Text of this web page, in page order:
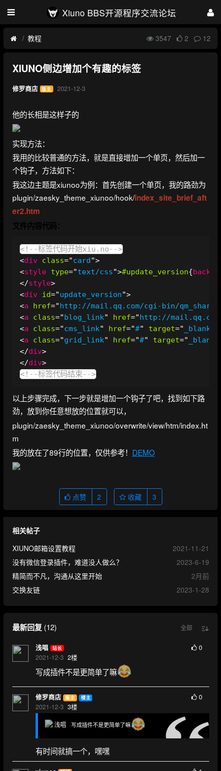
Xiuno BBS开源程序交流论坛
教程 3547 2 12
XIUNO侧边增加个有趣的标签
修罗商店 版主 2021-12-3
他的长相是这样子的
实现方法：
我用的比较普通的方法，就是直接增加一个单页，然后加一
个钩子，方法如下：
我这边主题是xiunoo为例：首先创建一个单页，我的路劲为
plugin/zaesky_theme_xiunoo/hook/index_site_brief_aft
er2.htm
<!--标签代码开始xiu.no-->
<div class="card">
<style type="text/css">#update_version{
</style>
<div id="update_version">
<a href="http://mail.qq.com/cgi-bin/
<a class="blog_link" href="http://mail.qq.com/
<a class="cms_link" href="#" target=" _blank
<a class="grid_link" href="#" target=" _blank
</div>
</div>
<!--标签代码结束-->
以上步骤完成，下一步就是增加一个钩子了吧，找到如下路
劲，放到你任意想放的位置就可以，
plugin/zaesky_theme_xiunoo/overwrite/view/htm/index.ht
m
我的放在了89行的位置，仅供参考！ DEMO
点赞 2 收藏 3
相关帖子
XIUNO邮箱设置教程
2021-11-21
没有微信登录插件，难道没人做么？
2023-6-19
精简而不凡，沟通从这里开始
2月前
交换友链
2023-1-28
最新回复(12) 全部
浅唱 站长
2021-12-3 2楼
0
写成插件不是更简单了嘛
修罗商店 版主 楼主
2021-12-3 3楼
0
浅唱 写成插件不是更简单了嘛
有时间就搞一个，嘿嘿